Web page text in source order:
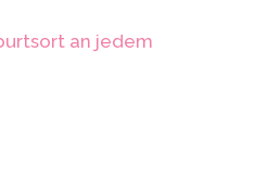
an jedem